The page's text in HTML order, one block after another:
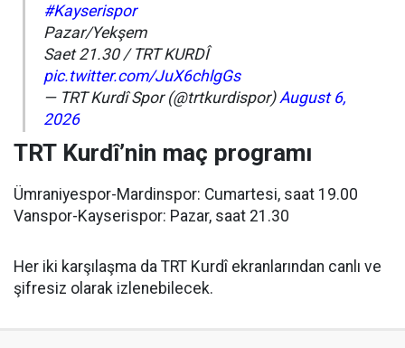
#Kayserispor
Pazar/Yekşem
Saet 21.30 / TRT KURDÎ
pic.twitter.com/JuX6chlgGs
— TRT Kurdî Spor (@trtkurdispor)August 6,
2026
TRT Kurdî’nin maç programı
Ümraniyespor-Mardinspor: Cumartesi, saat 19.00
Vanspor-Kayserispor: Pazar, saat 21.30
Her iki karşılaşma da TRT Kurdî ekranlarından canlı ve
şifresiz olarak izlenebilecek.